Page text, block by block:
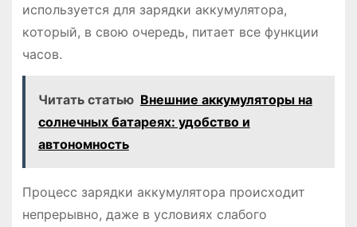
используется для зарядки аккумулятора,
который, в свою очередь, питает все функции
часов.
Читать статью Внешние аккумуляторы на
солнечных батареях: удобство и
автономность
Процесс зарядки аккумулятора происходит
непрерывно, даже в условиях слабого